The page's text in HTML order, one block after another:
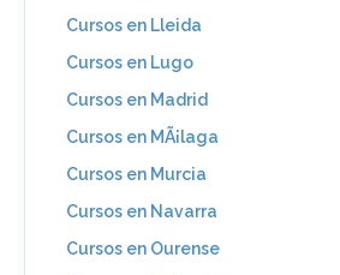
Cursos en Lleida
Cursos en Lugo
Cursos en Madrid
Cursos en MÃ¡laga
Cursos en Murcia
Cursos en Navarra
Cursos en Ourense